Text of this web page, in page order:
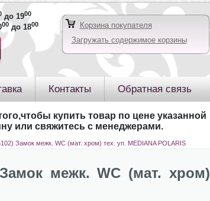
до 1900
00до 1800
Корзина покупателя
Загружать содержимое корзины
Контакты Обратная связь
купить товар по цене указанной
или свяжитесь с менеджерами.
Замок межк. WC (мат. хром) тех. уп. MEDIANA POLARIS
Замок межк. WC (мат. хром)